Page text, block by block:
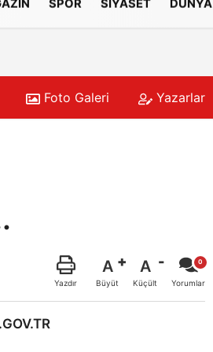
SPOR SİYASET DÜNYA
Foto Galeri Yazarlar
Yazdır
A
Büyüt
A
Küçült Yorumlar